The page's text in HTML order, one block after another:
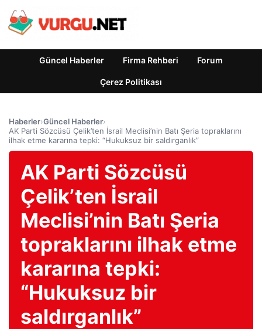
Güncel Haberler Firma Rehberi Forum
Çerez Politikası
Haberler›Güncel Haberler›
AK Parti Sözcüsü Çelik’ten İsrail Meclisi’nin Batı Şeria topraklarını
ilhak etme kararına tepki: “Hukuksuz bir saldırganlık”
AK Parti Sözcüsü
Çelik’ten İsrail
Meclisi’nin Batı Şeria
topraklarını ilhak etme
kararına tepki:
“Hukuksuz bir
saldırganlık”